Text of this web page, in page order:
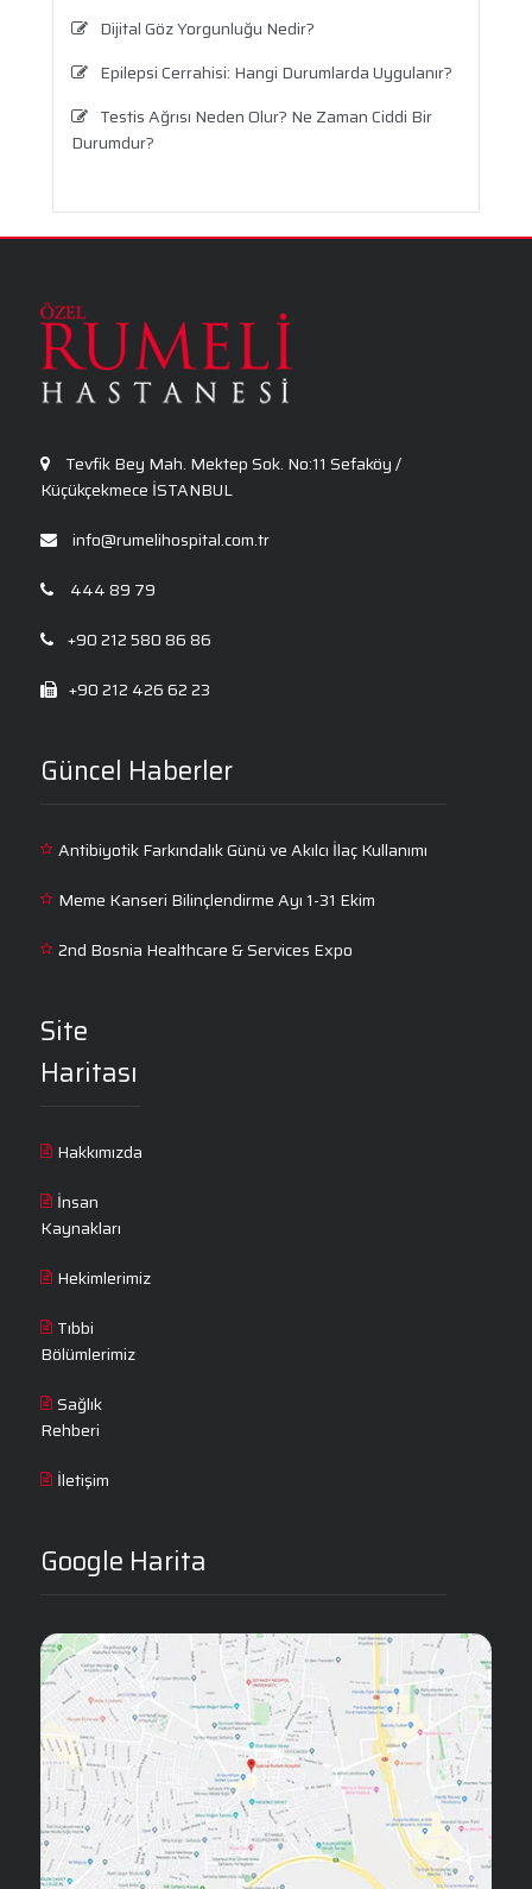
Dijital Göz Yorgunluğu Nedir?
Epilepsi Cerrahisi: Hangi Durumlarda Uygulanır?
Testis Ağrısı Neden Olur? Ne Zaman Ciddi Bir
Durumdur?
Aronya Faydaları Nelerdir?
Kalp Ritim Bozukluğu
Anksiyete Bozukluğu: Belirtiler, Nedenler, Tanı
ve Etkili Tedavi Seçenekleri
Tevfik Bey Mah. Mektep Sok. No:11 Sefaköy /
Küçükçekmece İSTANBUL
info@rumelihospital.com.tr
444 89 79
+90 212 580 86 86
+90 212 426 62 23
Güncel Haberler
Antibiyotik Farkındalık Günü ve Akılcı İlaç Kullanımı
Meme Kanseri Bilinçlendirme Ayı 1-31 Ekim
2nd Bosnia Healthcare & Services Expo
Site
Haritası
Hakkımızda
İnsan
Kaynakları
Hekimlerimiz
Tıbbi
Bölümlerimiz
Sağlık
Rehberi
İletişim
Google Harita